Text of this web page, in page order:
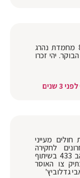
הותר לפרסום: יהודה לוי בן ה-8 מחמדת נהרג
יהי זכרו
לפני 3 שנים
מעייני
לחקירה
משותפת של יחידת הסייבר בלהב 433 בשיתוף
צו האוסר
גדלוביץ'